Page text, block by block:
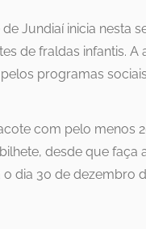
Jundiaí inicia nesta
de fraldas infantis.
programas
com pelo menos
desde que faça
dia 30 de dezembro